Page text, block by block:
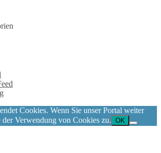
Cookies. Wenn Sie unser Portal weiter
der Verwendung von Cookies zu. OK